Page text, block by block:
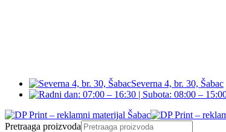
Severna 4, br. 30, Šabac
Pretraaga proizvoda